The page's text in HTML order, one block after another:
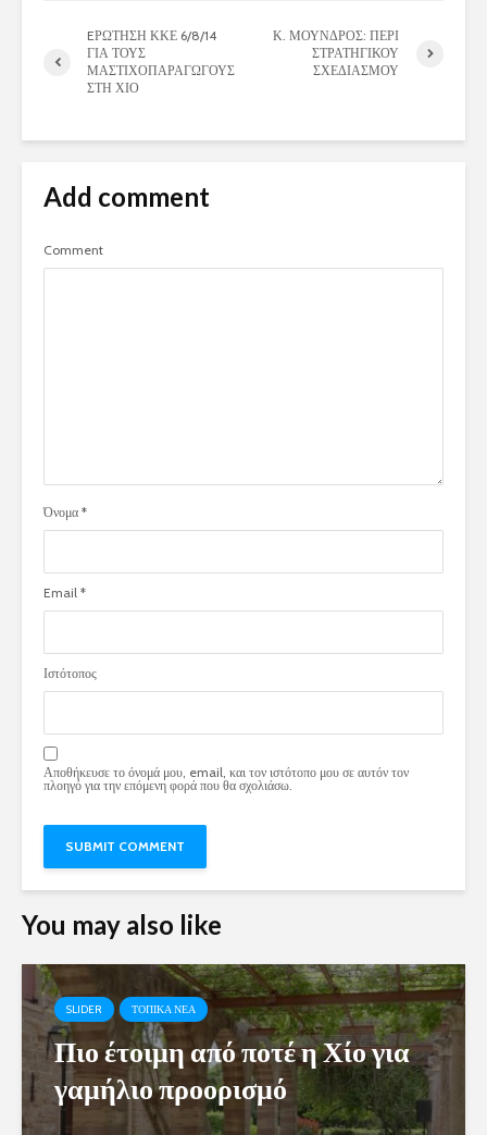
EΡΩΤΗΣΗ ΚΚΕ 6/8/14
ΓΙΑ ΤΟΥΣ
ΜΑΣΤΙΧΟΠΑΡΑΓΩΓΟΥΣ
ΣΤΗ ΧΙΟ
Κ. ΜΟΥΝΔΡΟΣ: ΠΕΡΙ
ΣΤΡΑΤΗΓΙΚΟΥ
ΣΧΕΔΙΑΣΜΟΥ
Add comment
Comment
Όνομα *
Email *
Ιστότοπος
Αποθήκευσε το όνομά μου, email, και τον ιστότοπο μου σε αυτόν τον
πλοηγό για την επόμενη φορά που θα σχολιάσω.
You may also like
SLIDER ΤΟΠΙΚΑ ΝΕΑ
Πιο έτοιμη από ποτέ η Χίο για
γαμήλιο προορισμό